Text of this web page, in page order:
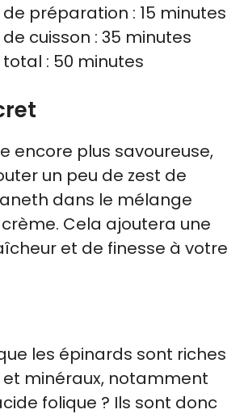
préparation : 15 minutes
cuisson : 35 minutes
: 50 minutes
encore plus savoureuse,
un peu de zest de
dans le mélange
Cela ajoutera une
et de finesse à votre
les épinards sont riches
minéraux, notamment
folique ? Ils sont donc